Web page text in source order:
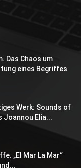
Das Chaos um
eines Begriffes
Werk: Sounds of
Joannou Elia...
„El Mar La Mar“